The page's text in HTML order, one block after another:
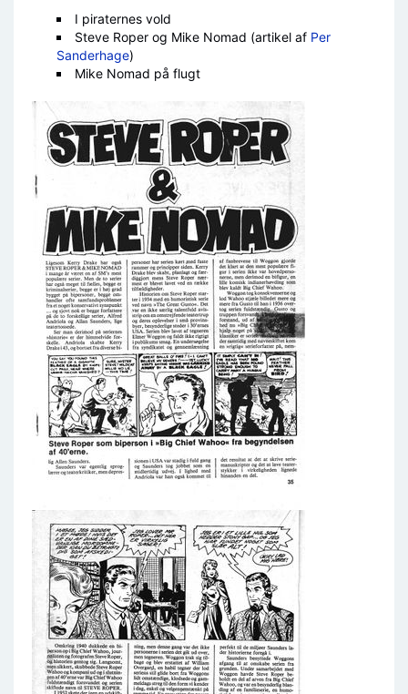
I piraternes vold
Steve Roper og Mike Nomad (artikel af Per
Sanderhage)
Mike Nomad på flugt